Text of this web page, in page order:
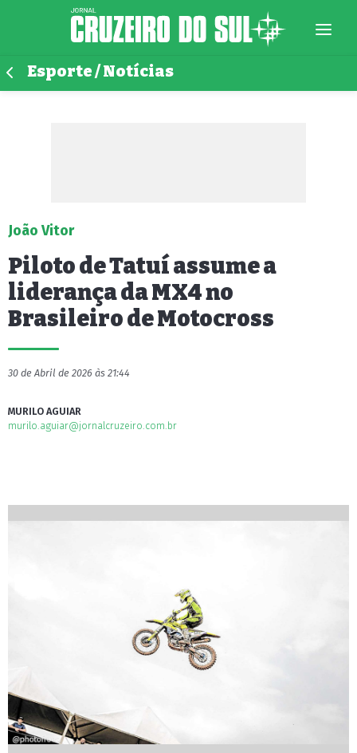
Esporte / Notícias
João Vitor
Piloto de Tatuí assume a
liderança da MX4 no
Brasileiro de Motocross
30 de Abril de 2026 às 21:44
MURILO AGUIAR
murilo.aguiar@jornalcruzeiro.com.br